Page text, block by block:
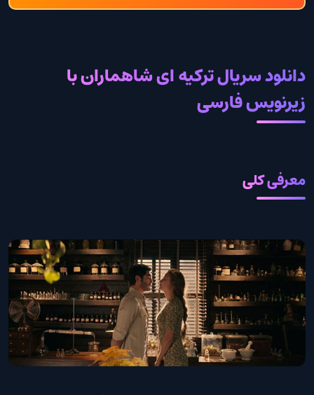
دانلود سریال ترکیه ای شاهماران با
زیرنویس فارسی
معرفی کلی